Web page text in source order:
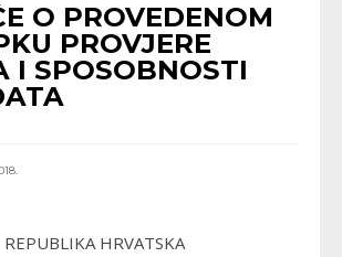
O PROVEDENOM
PROVJERE
I SPOSOBNOSTI
REPUBLIKA HRVATSKA